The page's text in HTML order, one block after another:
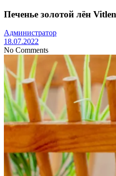
Печенье золотой лён
Администратор
18.07.2022
No Comments